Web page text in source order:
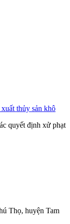
thủy sản khô
quyết định xử phạt
Thọ, huyện Tam